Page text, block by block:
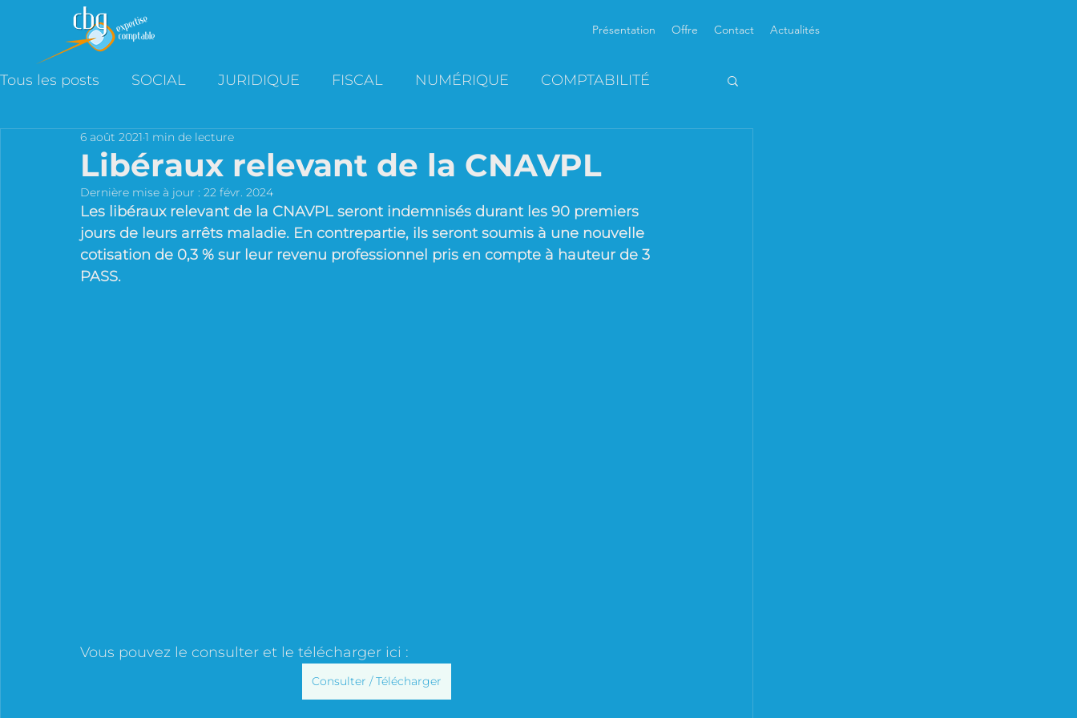
Présentation Offre Contact Actualités
Tous les posts SOCIAL JURIDIQUE FISCAL NUMÉRIQUE COMPTABILITÉ
Libéraux relevant de la CNAVPL
6 août 2021 1 min de lecture
Dernière mise à jour : 22 févr. 2024
Les libéraux relevant de la CNAVPL seront indemnisés durant les 90 premiers
jours de leurs arrêts maladie. En contrepartie, ils seront soumis à une nouvelle
cotisation de 0,3 % sur leur revenu professionnel pris en compte à hauteur de 3
PASS.
Vous pouvez le consulter et le télécharger ici :
Consulter / Télécharger